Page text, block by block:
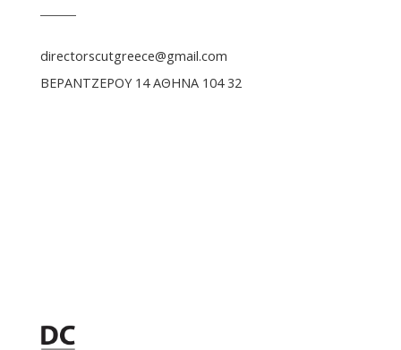
directorscutgreece@gmail.com
ΒΕΡΑΝΤΖΕΡΟΥ 14 ΑΘΗΝΑ 104 32